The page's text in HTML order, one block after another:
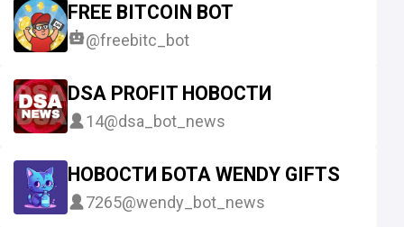
FREE BITCOIN BOT
@freebitc_bot
DSA PROFIT НОВОСТИ
14@dsa_bot_news
НОВОСТИ БОТА WENDY GIFTS
7265@wendy_bot_news